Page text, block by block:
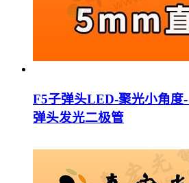
F5子弹头LED-聚光小角度
弹头发光二极管